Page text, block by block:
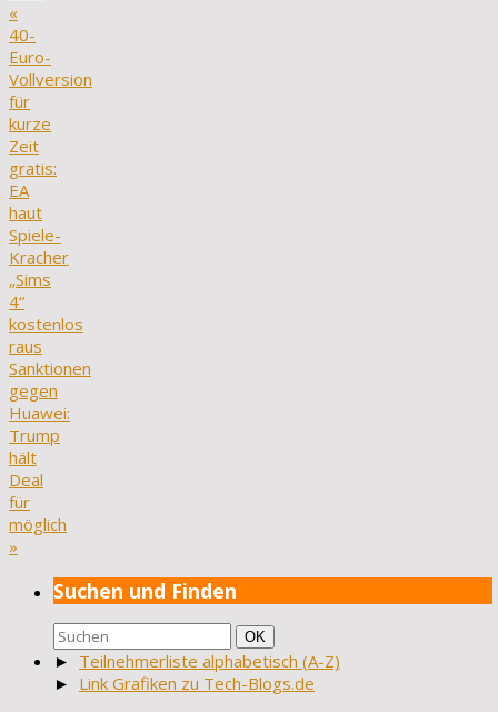
«
40-
Euro-
Vollversion
für
kurze
Zeit
gratis:
EA
haut
Spiele-
Kracher
„Sims
4“
kostenlos
raus
Sanktionen
gegen
Huawei:
Trump
hält
Deal
für
möglich
»
Suchen und Finden
Suchen
nach:
Suchen
OK
► Teilnehmerliste alphabetisch (A-Z)
► Link Grafiken zu Tech-Blogs.de